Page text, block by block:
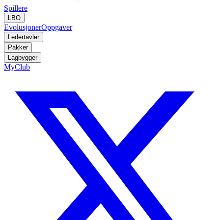
Spillere
LBO
EvolusjonerOppgaver
Ledertavler
Pakker
Lagbygger
MyClub